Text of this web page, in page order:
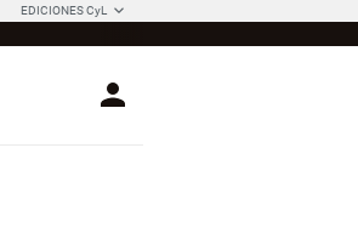
EDICIONES CyL
Login